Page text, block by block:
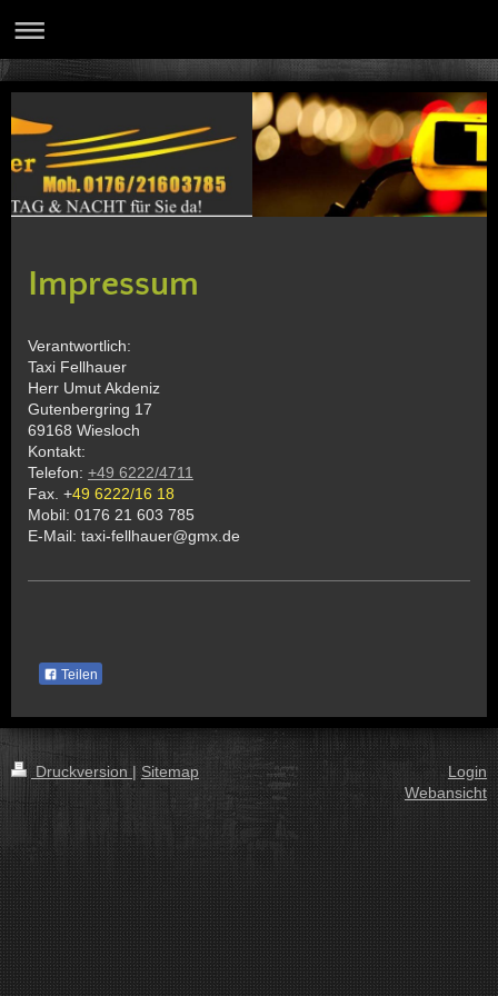
Impressum
Verantwortlich:
Taxi Fellhauer
Herr Umut Akdeniz
Gutenbergring 17
69168 Wiesloch
Kontakt:
Telefon: +49 6222/4711
Fax. +49 6222/16 18
Mobil: 0176 21 603 785
E-Mail: taxi-fellhauer@gmx.de
Teilen
Druckversion | Sitemap
Login
Webansicht